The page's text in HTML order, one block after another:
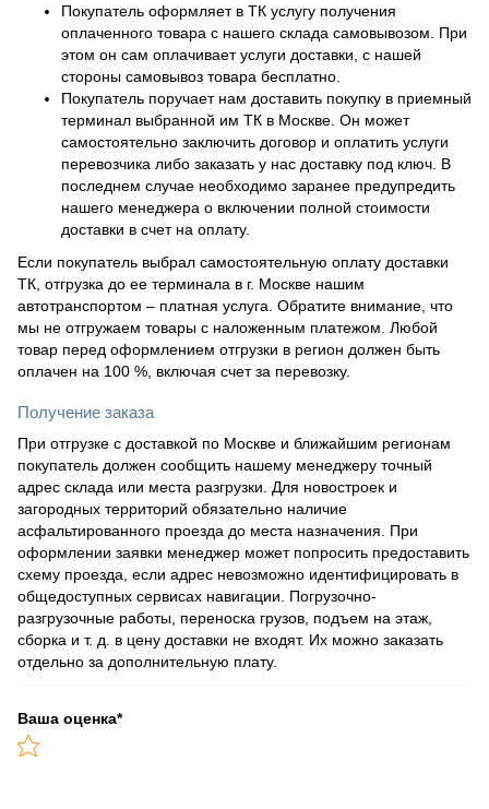
Покупатель оформляет в ТК услугу получения
оплаченного товара с нашего склада самовывозом. При
этом он сам оплачивает услуги доставки, с нашей
стороны самовывоз товара бесплатно.
Покупатель поручает нам доставить покупку в приемный
терминал выбранной им ТК в Москве. Он может
самостоятельно заключить договор и оплатить услуги
перевозчика либо заказать у нас доставку под ключ. В
последнем случае необходимо заранее предупредить
нашего менеджера о включении полной стоимости
доставки в счет на оплату.
Если покупатель выбрал самостоятельную оплату доставки
ТК, отгрузка до ее терминала в г. Москве нашим
автотранспортом – платная услуга. Обратите внимание, что
мы не отгружаем товары с наложенным платежом. Любой
товар перед оформлением отгрузки в регион должен быть
оплачен на 100 %, включая счет за перевозку.
Получение заказа
При отгрузке с доставкой по Москве и ближайшим регионам
покупатель должен сообщить нашему менеджеру точный
адрес склада или места разгрузки. Для новостроек и
загородных территорий обязательно наличие
асфальтированного проезда до места назначения. При
оформлении заявки менеджер может попросить предоставить
схему проезда, если адрес невозможно идентифицировать в
общедоступных сервисах навигации. Погрузочно-
разгрузочные работы, переноска грузов, подъем на этаж,
сборка и т. д. в цену доставки не входят. Их можно заказать
отдельно за дополнительную плату.
Ваша оценка*